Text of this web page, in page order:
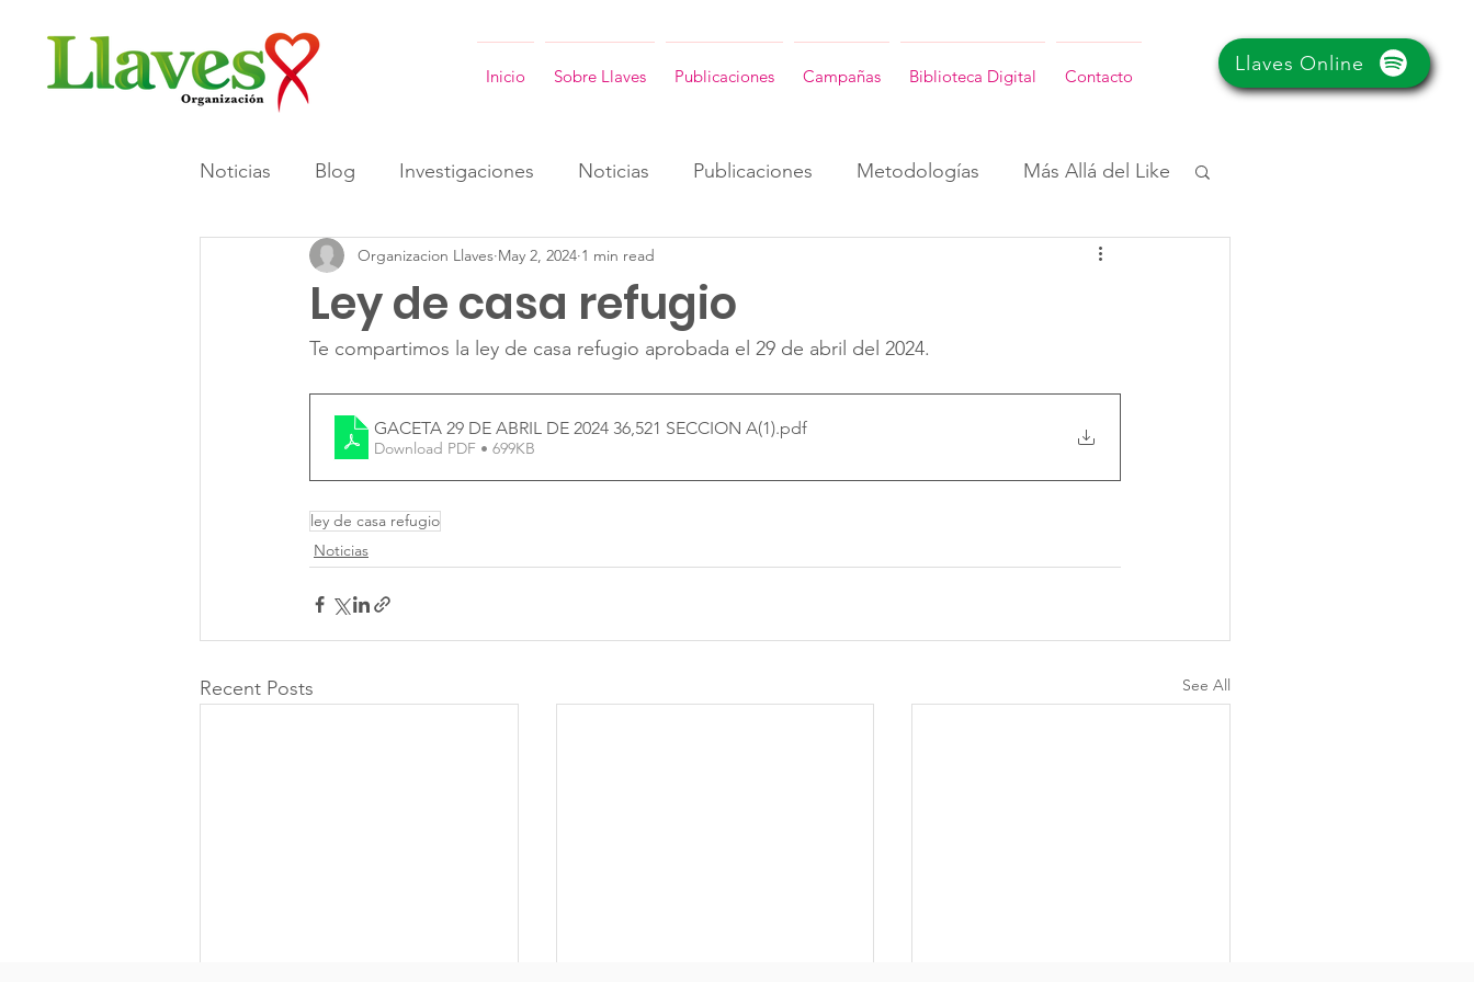
Inicio Sobre Llaves Publicaciones Campañas Biblioteca Digital Contacto
Llaves Online
Noticias Blog Investigaciones Noticias Publicaciones Metodologías Más Allá del Like
#GeneracionesInformadas ENG Consultorias ENG
Ley de casa refugio
Organizacion Llaves May 2, 2024 1 min read
Te compartimos la ley de casa refugio aprobada el 29 de abril del 2024.
GACETA 29 DE ABRIL DE 2024 36,521 SECCION A(1).pdf
Download PDF • 699KB
ley de casa refugio
Noticias
Recent Posts See All